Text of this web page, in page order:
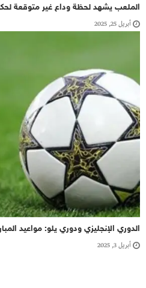
الملعب يشهد لحظة وداع غير متوقعة
أبريل 25, 2025
الدوري الإنجليزي ودوري يلو: مواعيد
أبريل 3, 2025